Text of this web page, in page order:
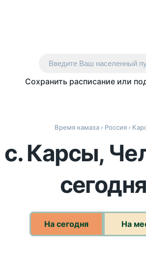
Введите Ваш населенный
Сохранить расписание или
Время намаза› Россия›
Карсы,
сегодня
На сегодня На